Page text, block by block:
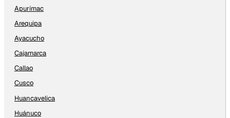
Apurímac
Arequipa
Ayacucho
Cajamarca
Callao
Cusco
Huancavelica
Huánuco